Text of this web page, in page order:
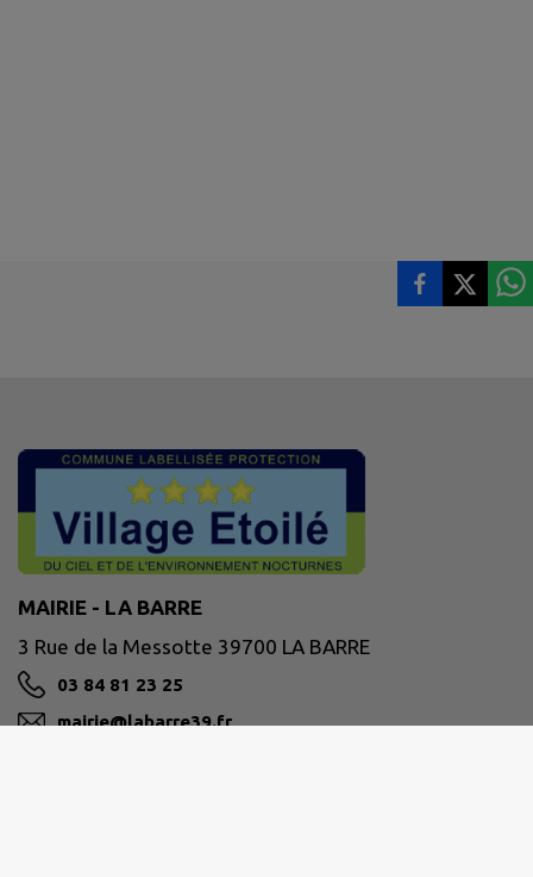
MAIRIE - LA BARRE
3 Rue de la Messotte 39700 LA BARRE
03 84 81 23 25
mairie@labarre39.fr